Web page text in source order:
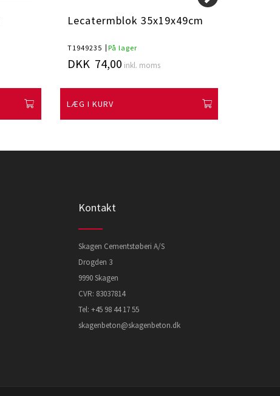
Lecatermblok 35x19x49cm
T1949235 På lager
DKK 74,00 inkl. moms
LÆG I KURV
Kontakt
Skagen Cementstøberi A/S
Drogden 3
9990 Skagen
CVR: 83037814
Tel: +45 98 44 17 55
skagenbeton@skagenbeton.dk